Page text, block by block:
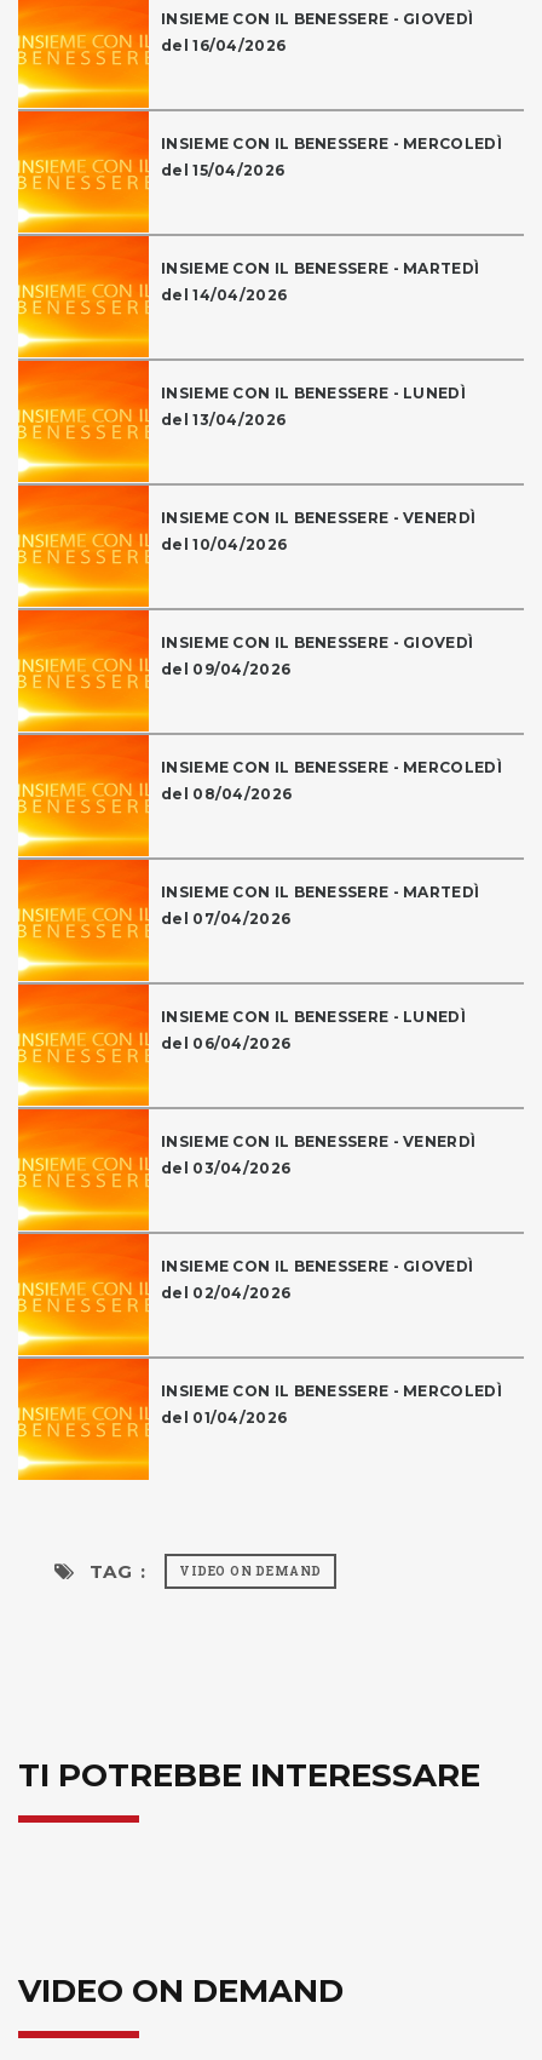
INSIEME CON IL BENESSERE - GIOVEDÌ
del 16/04/2026
INSIEME CON IL BENESSERE - MERCOLEDÌ
del 15/04/2026
INSIEME CON IL BENESSERE - MARTEDÌ
del 14/04/2026
INSIEME CON IL BENESSERE - LUNEDÌ
del 13/04/2026
INSIEME CON IL BENESSERE - VENERDÌ
del 10/04/2026
INSIEME CON IL BENESSERE - GIOVEDÌ
del 09/04/2026
INSIEME CON IL BENESSERE - MERCOLEDÌ
del 08/04/2026
INSIEME CON IL BENESSERE - MARTEDÌ
del 07/04/2026
INSIEME CON IL BENESSERE - LUNEDÌ
del 06/04/2026
INSIEME CON IL BENESSERE - VENERDÌ
del 03/04/2026
INSIEME CON IL BENESSERE - GIOVEDÌ
del 02/04/2026
INSIEME CON IL BENESSERE - MERCOLEDÌ
del 01/04/2026
TAG : VIDEO ON DEMAND
TI POTREBBE INTERESSARE
VIDEO ON DEMAND